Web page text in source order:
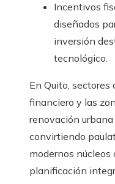
Incentivos
diseñados
inversión
tecnológico.
En Quito, sectores
financiero y las
renovación
convirtiendo
modernos núcleos
planificación